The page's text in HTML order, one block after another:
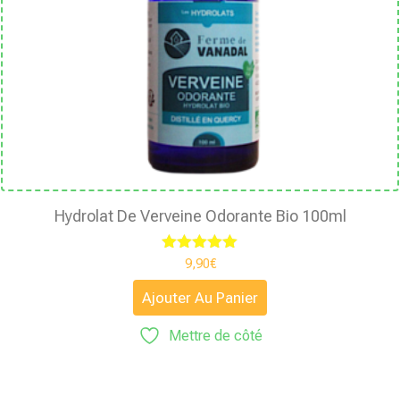
Hydrolat De Verveine Odorante Bio 100ml
Note
sur 5
9,90€
Ajouter Au Panier
Mettre de côté